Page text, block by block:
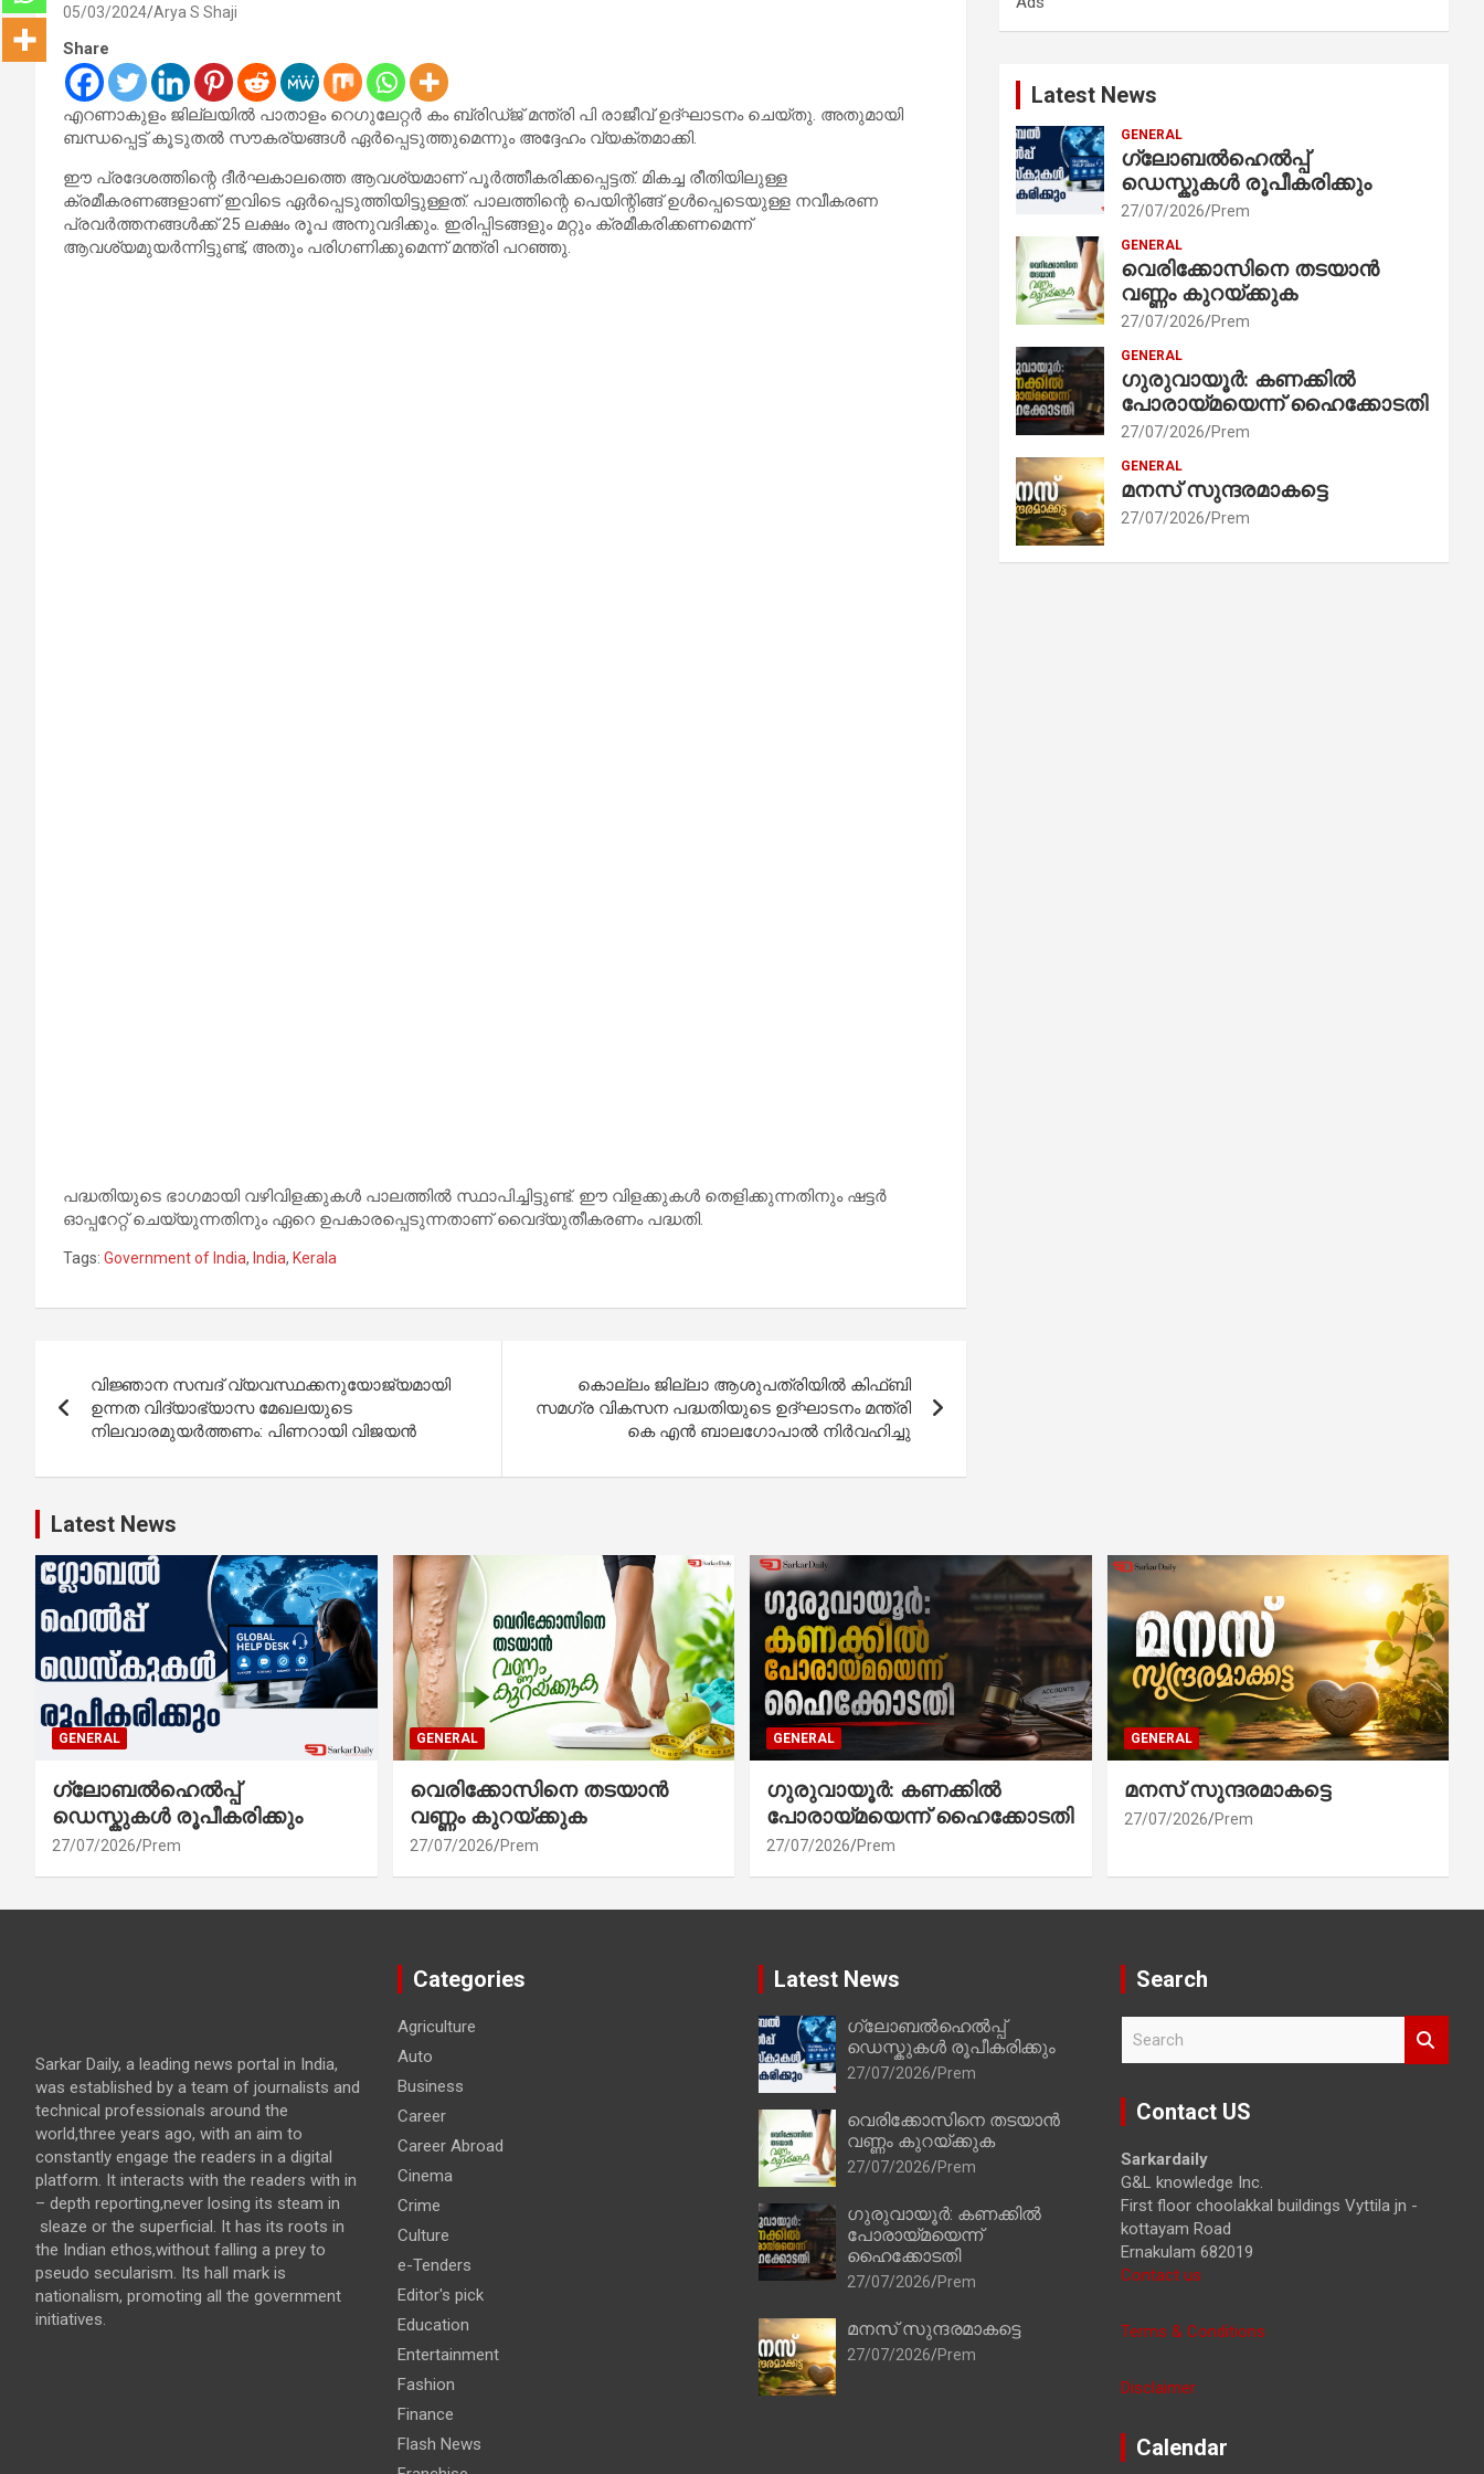
05/03/2024 Arya S Shaji
Share
എറണാകുളം ജില്ലയിൽ പാതാളം റെഗുലേറ്റർ കം ബ്രിഡ്ജ് മന്ത്രി പി രാജീവ് ഉദ്‌ഘാടനം ചെയ്തു. അതുമായി
ബന്ധപ്പെട്ട് കൂടുതൽ സൗകര്യങ്ങൾ ഏർപ്പെടുത്തുമെന്നും അദ്ദേഹം വ്യക്തമാക്കി.
ഈ പ്രദേശത്തിന്റെ ദീർഘകാലത്തെ ആവശ്യമാണ് പൂർത്തീകരിക്കപ്പെട്ടത്. മികച്ച രീതിയിലുള്ള
ക്രമീകരണങ്ങളാണ് ഇവിടെ ഏർപ്പെടുത്തിയിട്ടുള്ളത്. പാലത്തിന്റെ പെയിന്റിങ്ങ് ഉൾപ്പെടെയുള്ള നവീകരണ
പ്രവർത്തനങ്ങൾക്ക് 25 ലക്ഷം രൂപ അനുവദിക്കും. ഇരിപ്പിടങ്ങളും മറ്റും ക്രമീകരിക്കണമെന്ന്
ആവശ്യമുയർന്നിട്ടുണ്ട്, അതും പരിഗണിക്കുമെന്ന് മന്ത്രി പറഞ്ഞു.
പദ്ധതിയുടെ ഭാഗമായി വഴിവിളക്കുകൾ പാലത്തിൽ സ്ഥാപിച്ചിട്ടുണ്ട്. ഈ വിളക്കുകൾ തെളിക്കുന്നതിനും ഷട്ടർ
ഓപ്പറേറ്റ് ചെയ്യുന്നതിനും ഏറെ ഉപകാരപ്പെടുന്നതാണ് വൈദ്യുതീകരണം പദ്ധതി.
Tags: Government of India, India, Kerala
navigation
വിജ്ഞാന സമ്പദ് വ്യവസ്ഥക്കനുയോജ്യമായി
ഉന്നത വിദ്യാഭ്യാസ മേഖലയുടെ
നിലവാരമുയർത്തണം: പിണറായി വിജയൻ
കൊല്ലം ജില്ലാ ആശുപത്രിയില്‍ കിഫ്ബി
സമഗ്ര വികസന പദ്ധതിയുടെ ഉദ്‌ഘാടനം മന്ത്രി
കെ എന്‍ ബാലഗോപാല്‍ നിർവഹിച്ചു
Latest News
GENERAL
ഗ്ലോബൽഹെൽപ്പ്
ഡെസ്കുകൾ രൂപീകരിക്കും
27/07/2026 Prem
GENERAL
വെരിക്കോസിനെ തടയാൻ
വണ്ണം കുറയ്ക്കുക
27/07/2026 Prem
GENERAL
ഗുരുവായൂർ: കണക്കിൽ
പോരായ്മയെന്ന് ഹൈക്കോടതി
27/07/2026 Prem
GENERAL
മനസ് സുന്ദരമാകട്ടെ
27/07/2026 Prem
Latest News
GENERAL
ഗ്ലോബൽഹെൽപ്പ്
ഡെസ്കുകൾ രൂപീകരിക്കും
27/07/2026 Prem
GENERAL
വെരിക്കോസിനെ തടയാൻ
വണ്ണം കുറയ്ക്കുക
27/07/2026 Prem
GENERAL
ഗുരുവായൂർ: കണക്കിൽ
പോരായ്മയെന്ന് ഹൈക്കോടതി
27/07/2026 Prem
GENERAL
മനസ് സുന്ദരമാകട്ടെ
27/07/2026 Prem
Sarkar Daily, a leading news portal in India,
was established by a team of journalists and
technical professionals around the
world,three years ago, with an aim to
constantly engage the readers in a digital
platform. It interacts with the readers with in
– depth reporting,never losing its steam in
sleaze or the superficial. It has its roots in
the Indian ethos,without falling a prey to
pseudo secularism. Its hall mark is
nationalism, promoting all the government
initiatives.
Categories
Agriculture
Auto
Business
Career
Career Abroad
Cinema
Crime
Culture
e-Tenders
Editor's pick
Education
Entertainment
Fashion
Finance
Flash News
Latest News
ഗ്ലോബൽഹെൽപ്പ്
ഡെസ്കുകൾ രൂപീകരിക്കും
27/07/2026 Prem
വെരിക്കോസിനെ തടയാൻ
വണ്ണം കുറയ്ക്കുക
27/07/2026 Prem
ഗുരുവായൂർ: കണക്കിൽ
പോരായ്മയെന്ന്
ഹൈക്കോടതി
27/07/2026 Prem
മനസ് സുന്ദരമാകട്ടെ
27/07/2026 Prem
Search
r
Contact US
Sarkardaily
G&L knowledge Inc.
First floor choolakkal buildings Vyttila jn -
kottayam Road
Ernakulam 682019
Contact us
Terms & Conditions
Disclaimer
Calendar